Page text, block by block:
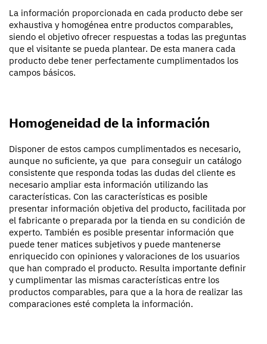
La información proporcionada en cada producto debe ser
exhaustiva y homogénea entre productos comparables,
siendo el objetivo ofrecer respuestas a todas las preguntas
que el visitante se pueda plantear. De esta manera cada
producto debe tener perfectamente cumplimentados los
campos básicos.
Homogeneidad de la información
Disponer de estos campos cumplimentados es necesario,
aunque no suficiente, ya que para conseguir un catálogo
consistente que responda todas las dudas del cliente es
necesario ampliar esta información utilizando las
características. Con las características es posible
presentar información objetiva del producto, facilitada por
el fabricante o preparada por la tienda en su condición de
experto. También es posible presentar información que
puede tener matices subjetivos y puede mantenerse
enriquecido con opiniones y valoraciones de los usuarios
que han comprado el producto. Resulta importante definir
y cumplimentar las mismas características entre los
productos comparables, para que a la hora de realizar las
comparaciones esté completa la información.